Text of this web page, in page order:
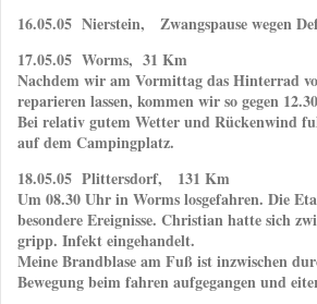
16.05.05 Nierstein, Zwangspause wegen
17.05.05 Worms, 31 Km
Nachdem wir am Vormittag das Hinterrad
reparieren lassen, kommen wir so gegen
Bei relativ gutem Wetter und Rückenwind
auf dem Campingplatz.
18.05.05 Plittersdorf, 131 Km
Um 08.30 Uhr in Worms losgefahren. Die
besondere Ereignisse. Christian hatte sich
gripp. Infekt eingehandelt.
Meine Brandblase am Fuß ist inzwischen
Bewegung beim fahren aufgegangen und